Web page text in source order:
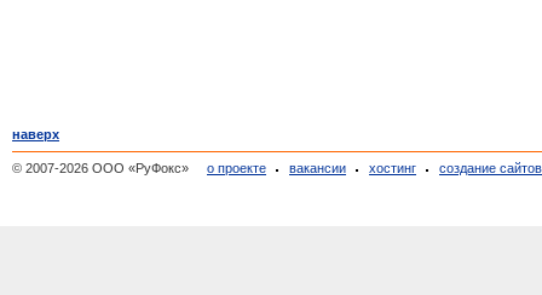
наверх
© 2007-2026 ООО «РуФокс» о проекте вакансии хостинг создание сайтов